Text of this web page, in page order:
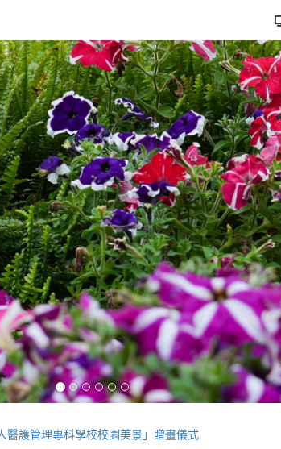
醫護管理專科學校校園美景」贈畫儀式